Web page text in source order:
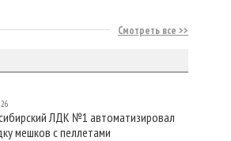
Смотреть все
ЛДК №1 автоматизировал
мешков с пеллетами